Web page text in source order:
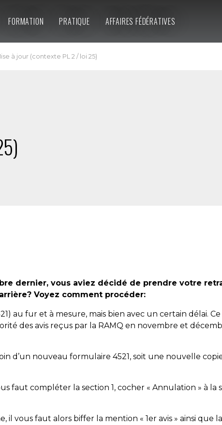
FORMATION PRATIQUE AFFAIRES FÉDÉRATIVES
à jour (contexte PL 2 / loi 25)
dernier, vous aviez décidé de prendre votre
Voyez comment procéder:
au fur et à mesure, mais bien avec un certain délai.
des avis reçus par la RAMQ en novembre et
d’un nouveau formulaire 4521, soit une nouvelle
faut compléter la section 1, cocher « Annulation » à la
vous faut alors biffer la mention « 1er avis » ainsi que